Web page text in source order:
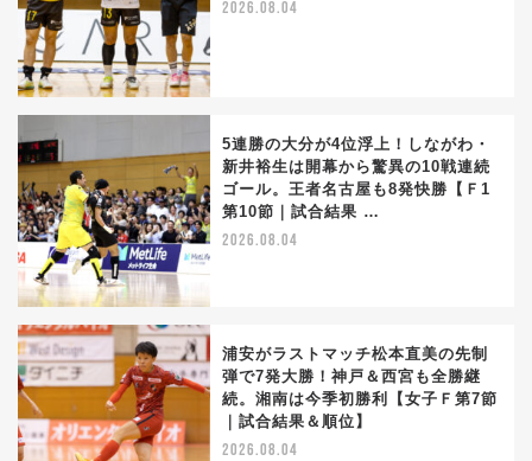
2026.08.04
5連勝の大分が4位浮上！しながわ・
新井裕生は開幕から驚異の10戦連続
ゴール。王者名古屋も8発快勝【Ｆ1
第10節｜試合結果 …
2026.08.04
浦安がラストマッチ松本直美の先制
弾で7発大勝！神戸＆西宮も全勝継
続。湘南は今季初勝利【女子Ｆ第7節
｜試合結果＆順位】
2026.08.04